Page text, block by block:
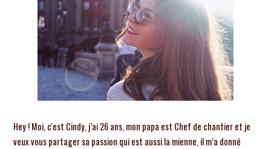
Hey ! Moi, c'est Cindy, j’ai 26 ans, mon papa est Chef de chantier et je
veux vous partager sa passion qui est aussi la mienne, il m’a donné